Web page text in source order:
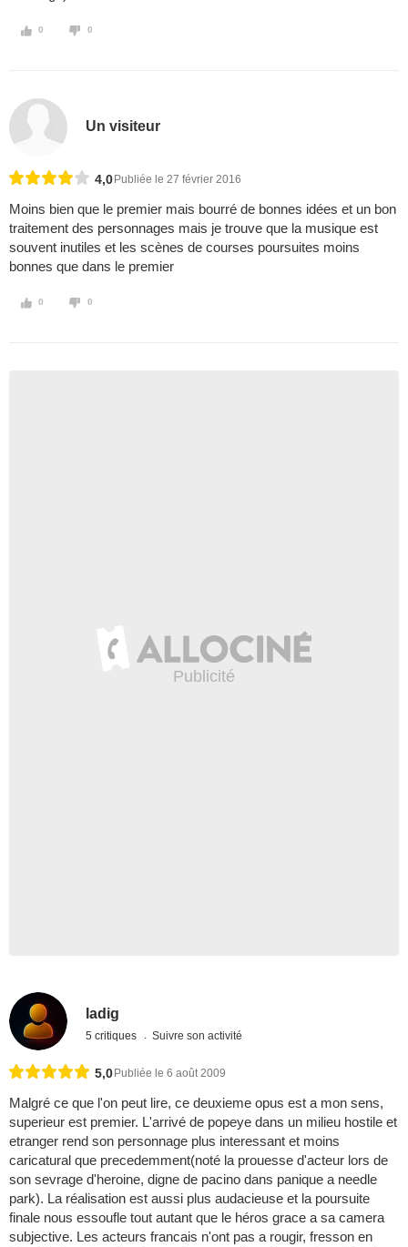
0 0
Un visiteur
4,0 Publiée le 27 février 2016
Moins bien que le premier mais bourré de bonnes idées et un bon
traitement des personnages mais je trouve que la musique est
souvent inutiles et les scènes de courses poursuites moins
bonnes que dans le premier
0 0
ladig
5 critiques Suivre son activité
5,0 Publiée le 6 août 2009
Malgré ce que l'on peut lire, ce deuxieme opus est a mon sens,
superieur est premier. L'arrivé de popeye dans un milieu hostile et
etranger rend son personnage plus interessant et moins
caricatural que precedemment(noté la prouesse d'acteur lors de
son sevrage d'heroine, digne de pacino dans panique a needle
park). La réalisation est aussi plus audacieuse et la poursuite
finale nous essoufle tout autant que le héros grace a sa camera
subjective. Les acteurs francais n'ont pas a rougir, fresson en